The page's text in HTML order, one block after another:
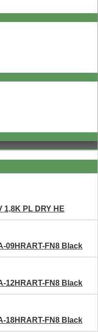
1,8K PL DRY HE
09HRART-FN8 Black
12HRART-FN8 Black
18HRART-FN8 Black